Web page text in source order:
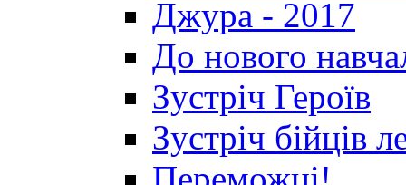
Джура - 2017
До нового
Зустріч Героїв
Зустріч бійців